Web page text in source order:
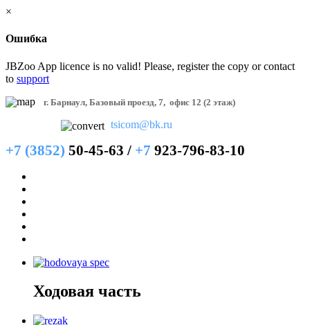
×
Ошибка
JBZoo App licence is no valid! Please, register the copy or contact
to support
г. Барнаул, Базовый проезд, 7, офис 12 (2 этаж)
tsicom@bk.ru
+7 (3852) 50-45-63 / +7 923-796-83-10
Ходовая часть